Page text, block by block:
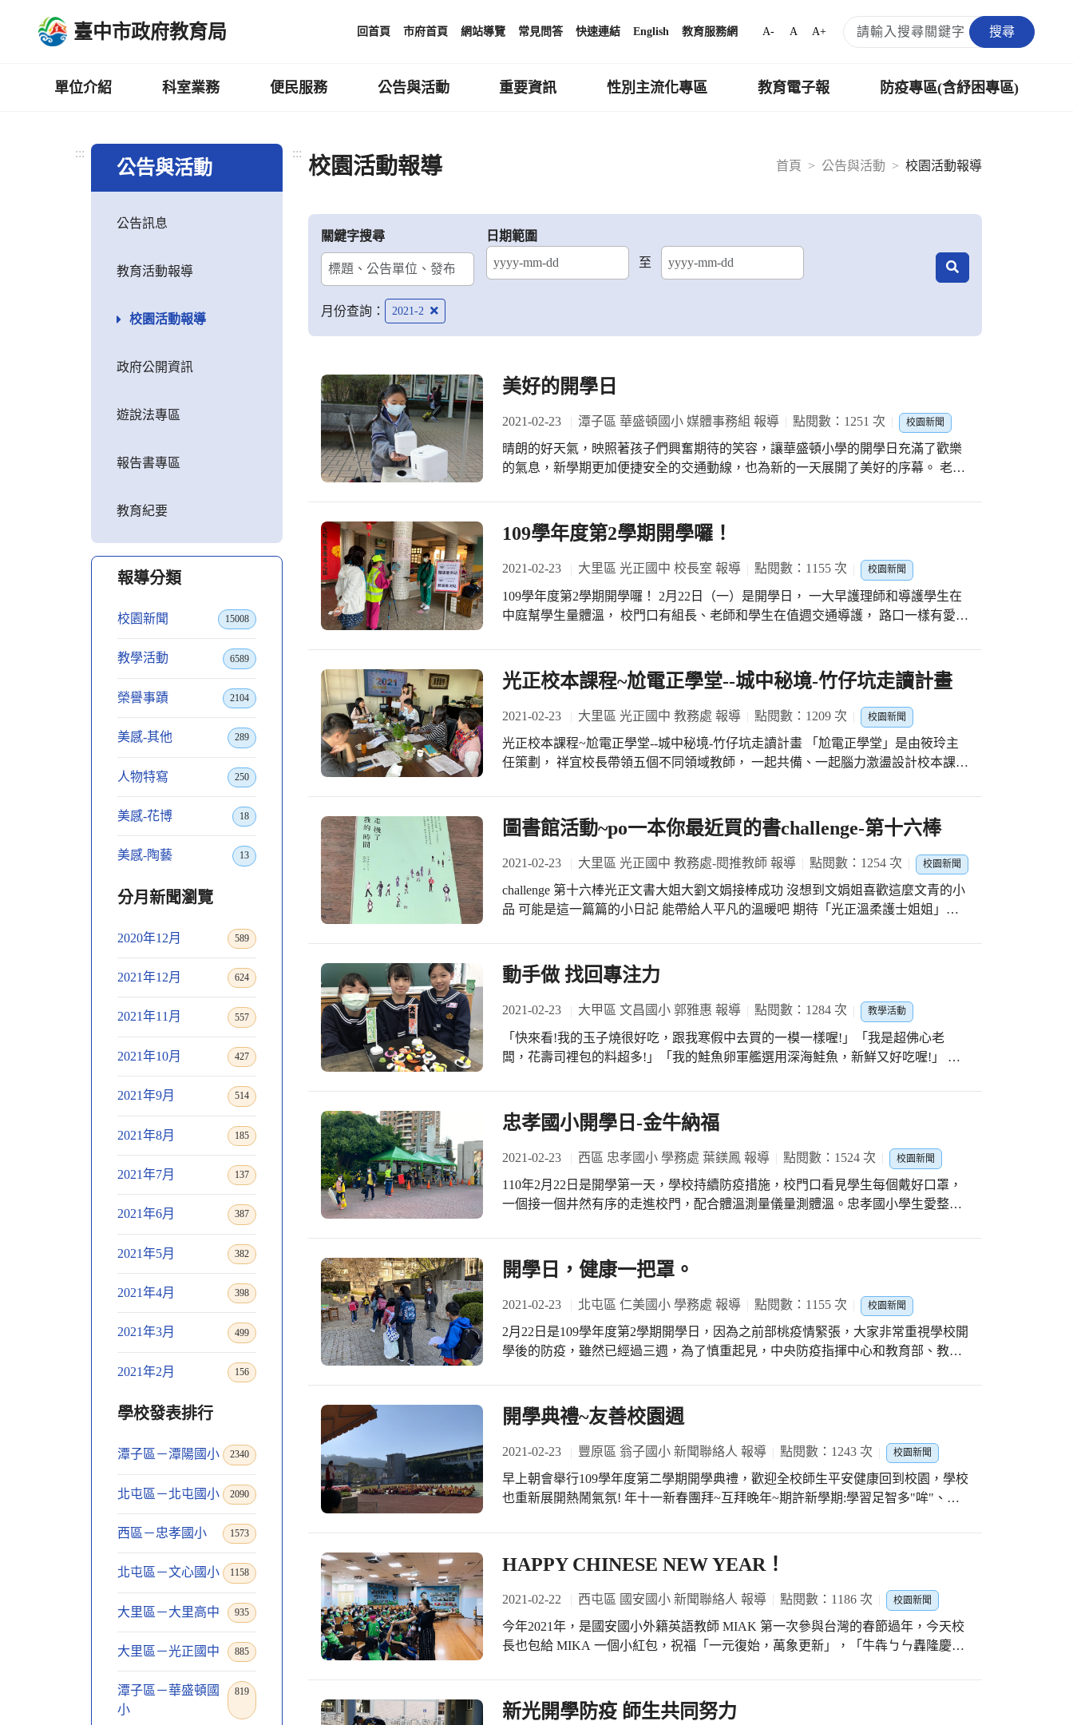
臺中市政府教育局 回首頁 市府首頁 網站導覽 常見問答 快速連結 English 教育服務網 A- A A+ 搜尋
單位介紹 科室業務 便民服務 公告與活動 重要資訊 性別主流化專區 教育電子報 防疫專區(含紓困專區)
:::
公告與活動
公告訊息
教育活動報導
校園活動報導
政府公開資訊
遊說法專區
報告書專區
教育紀要
報導分類
校園新聞 15008
教學活動 6589
榮譽事蹟 2104
美感-其他 289
人物特寫 250
美感-花博 18
美感-陶藝 13
分月新聞瀏覽
2020年12月 589
2021年12月 624
2021年11月 557
2021年10月 427
2021年9月 514
2021年8月 185
2021年7月 137
2021年6月 387
2021年5月 382
2021年4月 398
2021年3月 499
2021年2月 156
學校發表排行
潭子區－潭陽國小 2340
北屯區－北屯國小 2090
西區－忠孝國小 1573
北屯區－文心國小 1158
大里區－大里高中 935
大里區－光正國中 885
潭子區－華盛頓國
小
819
:::
首頁
公告與活動 校園活動報導
校園活動報導
關鍵字搜尋
日期範圍
至
結束日期
月份查詢： 2021-2
美好的開學日
2021-02-23 潭子區 華盛頓國小 媒體事務組 報導 點閱數：1251 次 校園新聞
晴朗的好天氣，映照著孩子們興奮期待的笑容，讓華盛頓小學的開學日充滿了歡樂
的氣息，新學期更加便捷安全的交通動線，也為新的一天展開了美好的序幕。 老師
為了配合臺中市政府的防疫措施，始業式也以線上播放的形式進行，由校長、各處
室主任及老師為寶貝們錄下最真摯的開學祝福與細心叮嚀，期待新學期孩子們也能
健康、安全、快樂的生活與學習。 充滿陽光與笑容的好日子，就是華盛頓小學最溫
109學年度第2學期開學囉！
2021-02-23 大里區 光正國中 校長室 報導 點閱數：1155 次 校園新聞
109學年度第2學期開學囉！ 2月22日（一）是開學日， 一大早護理師和導護學生在
中庭幫學生量體溫， 校門口有組長、老師和學生在值週交通導護， 路口一樣有愛心
務會議及導師會報， 感謝會長全程參與並發給每位老師新春紅包， 祝福全校師生牛
年平安、犇向幸福 開學日國曆是2/22、農曆是1/11， 真是雙雙對對、福氣圓滿的好
日子
光正校本課程~尬電正學堂--城中秘境-竹仔坑走讀計畫
2021-02-23 大里區 光正國中 教務處 報導 點閱數：1209 次 校園新聞
光正校本課程~尬電正學堂--城中秘境-竹仔坑走讀計畫 「尬電正學堂」是由筱玲主
任策劃， 祥宜校長帶領五個不同領域教師， 一起共備、一起腦力激盪設計校本課
的單元， 以竹仔坑為發想產出多元化課程， 為了設計課程， 我們的團隊已經多次
踏查竹仔坑， 之前雪倪老師設計了學習單帶著班上的孩子來個不一樣的“班遊“； 楊
惠涵 老師也帶著801的孩子到竹子坑進行「淨山健行活動」； 我們密逃的團長威宇
老師更是二度帶領大家進行實地走讀 這次以「城中秘境--竹仔坑走讀計畫」發展跨
領域課程， 相信在不同領域的老師們腦力激盪下， 一定會有精彩的火花 #光正的團
隊就是這麼認真又投入 #竹仔坑的鄉親們非常親切 #感謝家長們對光正的肯定與鼓勵
圖書館活動~po一本你最近買的書challenge-第十六棒
2021-02-23 大里區 光正國中 教務處-閱推教師 報導 點閱數：1254 次 校園新聞
challenge 第十六棒光正文書大姐大劉文娟接棒成功 沒想到文娟姐喜歡這麼文青的小
品 可能是這一篇篇的小日記 能帶給人平凡的溫暖吧 期待「光正溫柔護士姐姐」明
人家中住一晚，交換彼此的故事，並以此為經歷寫出的。 很喜歡她淡淡的又深入人
心的書寫。在閱讀的同時，好像一片一片的撿回自己。 常常，在自我追尋的時候，
我們迷惘，迷惘的從來就不只是設定的目標、還包括努力的初心。矛盾的是，我們
享受掌聲，但又不願被掌聲束縛。 「如果可以，我想當星星，而不是流星。我不想
成為那種讓人一擁而上的人，我想要在自己的軌道上，小小的燃焼著。」這樣，好
像就不會亂了了腳步呢。 //佳句摘錄// 「所有扎實的幸福感，來自於由衷的感謝自己
#愛書的老師們 #開學後要來辦個主題書展 #目前累積57本書
動手做 找回專注力
2021-02-23 大甲區 文昌國小 郭雅惠 報導 點閱數：1284 次 教學活動
「快來看!我的玉子燒很好吃，跟我寒假中去買的一模一樣喔!」「我是超佛心老
闆，花壽司裡包的料超多!」「我的鮭魚卵軍艦選用深海鮭魚，新鮮又好吃喔!」 文
學習專注力。 開學第一天，小朋友都很興奮，上課也經常被其他聲音、事物吸引，
顯然還沒有調整成「上學專注模式」，抓住學生的注意力及學習動能是老師開學初
的一件大事。 腦科學研究指出，若能夠多動手思考創作，有助於提升專注力，所以
此時最適合進行的課程除了要能讓學生提升專注程度，又要有足夠豐富面向能點燃
學生的學習熱度，於是思考並製作可愛的作品並交流是一個很好的方式。 課程結束
後，小朋友們還繼續交流著，並彼此「視吃」對方的壽司；大家紛紛來跟老師說:
忠孝國小開學日-金牛納福
2021-02-23 西區 忠孝國小 學務處 葉鎂鳳 報導 點閱數：1524 次 校園新聞
110年2月22日是開學第一天，學校持續防疫措施，校門口看見學生每個戴好口罩，
一個接一個井然有序的走進校門，配合體溫測量儀量測體溫。忠孝國小學生愛整
才，忠孝給你好將來！」人文、主動、樂觀、合作，正是忠孝願景。期許新學期新
的開始，新的起頭，新的盼望，肺炎的疫情可以趕快過去，學生、家長們能持續安
心生活每一天！
開學日，健康一把罩。
2021-02-23 北屯區 仁美國小 學務處 報導 點閱數：1155 次 校園新聞
2月22日是109學年度第2學期開學日，因為之前部桃疫情緊張，大家非常重視學校開
學後的防疫，雖然已經過三週，為了慎重起見，中央防疫指揮中心和教育部、教育
大早，駐區楊督學即到校關心學校上學情形，了解防疫措施，張校長也陪同楊督學
巡視校園，到各門口與小朋友道早安，對於仁美國小在開學日之前的準備工作，迎
接新學期和相關防疫措施，給予相當的肯定。
開學典禮~友善校園週
2021-02-23 豐原區 翁子國小 新聞聯絡人 報導 點閱數：1243 次 校園新聞
早上朝會舉行109學年度第二學期開學典禮，歡迎全校師生平安健康回到校園，學校
也重新展開熱鬧氣氛! 年十一新春團拜~互拜晚年~期許新學期:學習足智多"哞"、身
作」、「學生身心健康與輔導」、「防制學生藥物濫用」、「校園親密關係與暴力
事件防治及處理」、「瞭解與尊重身心障礙者」、「落實推動原住民族教育」之宣
導。
HAPPY CHINESE NEW YEAR！
2021-02-22 西屯區 國安國小 新聞聯絡人 報導 點閱數：1186 次 校園新聞
今年2021年，是國安國小外籍英語教師 MIAK 第一次參與台灣的春節過年，今天校
長也包給 MIKA 一個小紅包，祝福「一元復始，萬象更新」，「牛犇ㄅㄣ轟隆慶豐
國安英語教學團隊協助外師在台灣及學校的適應。
新光開學防疫 師生共同努力